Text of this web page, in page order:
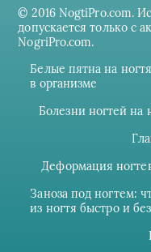
© 2016 NogtiPro.com.
допускается только с
NogriPro.com.
Белые пятна на
в организме
Болезни ногтей на
Деформация
Заноза под ногтем:
из ногтя быстро и